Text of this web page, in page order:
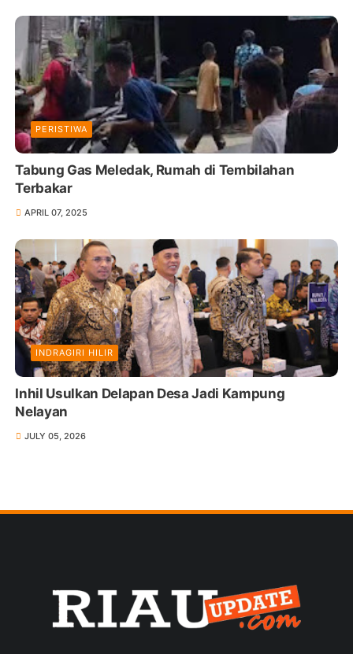
PERISTIWA
Tabung Gas Meledak, Rumah di Tembilahan
Terbakar
APRIL 07, 2025
INDRAGIRI HILIR
Inhil Usulkan Delapan Desa Jadi Kampung
Nelayan
JULY 05, 2026